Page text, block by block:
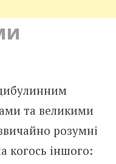
та великими
розумні
когось іншого: